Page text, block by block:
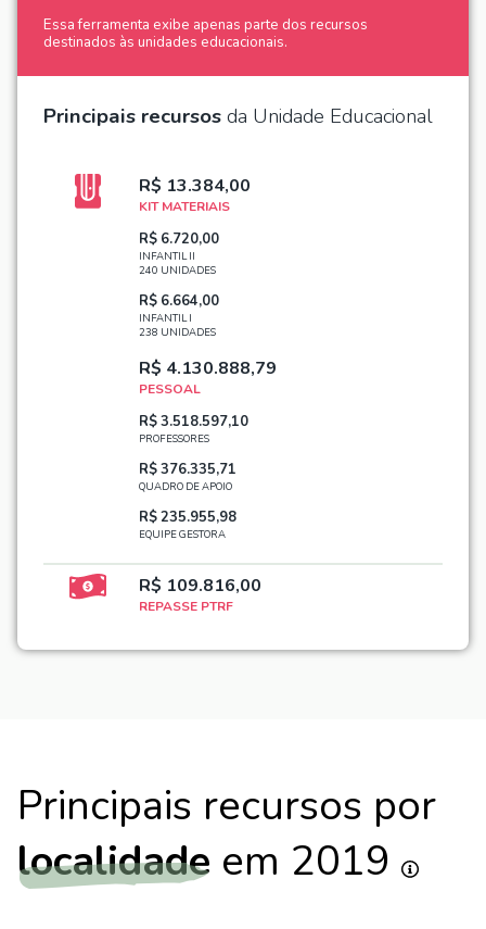
Essa ferramenta exibe apenas parte dos recursos
destinados às unidades educacionais.
Principais recursosda Unidade Educacional
R$ 13.384,00
KIT MATERIAIS
R$ 6.720,00
INFANTIL II
240 UNIDADES
R$ 6.664,00
INFANTIL I
238 UNIDADES
R$ 4.130.888,79
PESSOAL
R$ 3.518.597,10
PROFESSORES
R$ 376.335,71
QUADRO DE APOIO
R$ 235.955,98
EQUIPE GESTORA
R$ 109.816,00
REPASSE PTRF
Principais recursos por
localidade em 2019